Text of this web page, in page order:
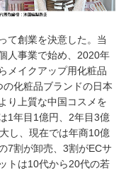
て創業を決意した。当
人事業で始め、2020年
メイクアップ用化粧品
化粧品ブランドの日本
り上質な中国コスメを
1年目1億円、2年目3億
し、現在では年商10億
7割が卸売、3割がECサ
トは10代から20代の若